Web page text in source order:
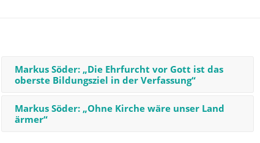
Markus Söder: „Die Ehrfurcht vor Gott ist das
oberste Bildungsziel in der Verfassung“
Markus Söder: „Ohne Kirche wäre unser Land
ärmer“